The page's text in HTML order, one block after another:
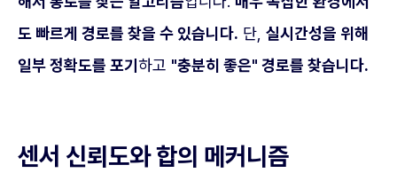
도 빠르게 경로를 찾을 수 있습니다. 단, 실시간성을 위해
일부 정확도를 포기 하고 "충분히 좋은" 경로를 찾습니다.
센서 신뢰도와 합의 메커니즘